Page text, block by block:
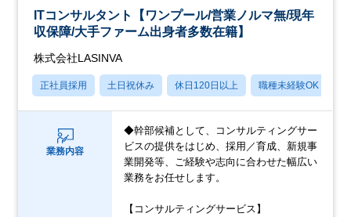
ITコンサルタント【ワンプール/営業ノルマ無/現年
収保障/大手ファーム出身者多数在籍】
株式会社LASINVA
正社員採用 土日祝休み 休日120日以上 職種未経験OK
業務内容
◆幹部候補として、コンサルティングサー
ビスの提供をはじめ、採用／育成、新規事
業開発等、ご経験や志向に合わせた幅広い
業務をお任せします。
【コンサルティングサービス】